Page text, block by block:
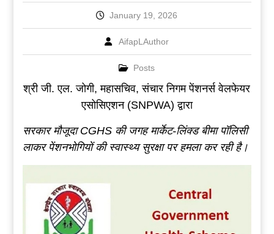
January 19, 2026
AifapLAuthor
Posts
श्री जी. एल. जोगी, महासचिव, संचार निगम पेंशनर्स वेलफेयर
एसोसिएशन (SNPWA) द्वारा
सरकार मौजूदाCGHS की जगह मार्केट-लिंक्ड बीमा पॉलिसी
लाकर पेंशनभोगियों की स्वास्थ्य सुरक्षा पर हमला कर रही है।